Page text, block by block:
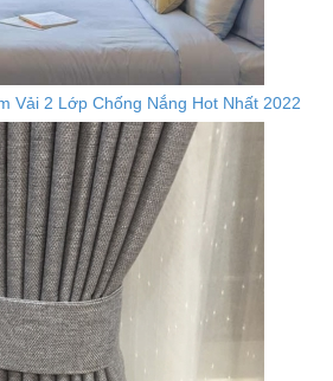
Vải 2 Lớp Chống Nắng Hot Nhất 2022